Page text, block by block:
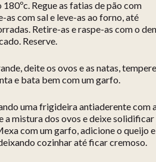
Regue as fatias de pão com
as com sal e leve-as ao forno, até
Retire-as e raspe-as com o
Reserve.
deite os ovos e as natas, tempere
e bata bem com um garfo.
uma frigideira antiaderente com
a mistura dos ovos e deixe solidificar
com um garfo, adicione o queijo e
cozinhar até ficar cremoso.